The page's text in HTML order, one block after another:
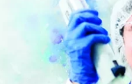
Trabaje Con Nosotros
Certificaciones
Comunicados
Premios y Reconocimientos
Programa de Visitas